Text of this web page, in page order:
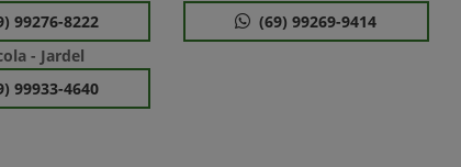
99276-8222
(69) 99269-9414
- Jardel
99933-4640